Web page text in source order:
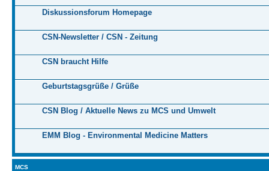
Diskussionsforum Homepage
CSN-Newsletter / CSN - Zeitung
CSN braucht Hilfe
Geburtstagsgrüße / Grüße
CSN Blog / Aktuelle News zu MCS und Umwelt
EMM Blog - Environmental Medicine Matters
MCS